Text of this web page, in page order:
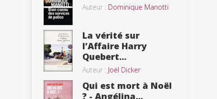
Auteur : Dominique Manotti
La vérité sur
l’Affaire Harry
Quebert...
Auteur : Joël Dicker
Qui est mort à Noël
? - Angélina...